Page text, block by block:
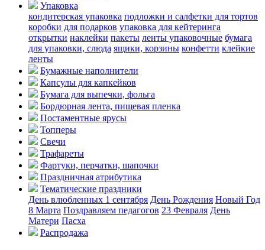
Упаковка
кондитерская упаковка подложки и салфетки для тортов
коробки для подарков упаковка для кейтеринга
открытки наклейки пакеты ленты упаковочные бумага
для упаковки, слюда ящики, корзины конфетти клейкие
ленты
Бумажные наполнители
Капсулы для капкейков
Бумага для выпечки, фольга
Бордюрная лента, пищевая пленка
Постаментные ярусы
Топперы
Свечи
Трафареты
Фартуки, перчатки, шапочки
Праздничная атрибутика
Тематические праздники
День влюбленных 1 сентября День Рождения Новый Год
8 Марта Поздравляем педагогов 23 Февраля День
Матери Пасха
Распродажа